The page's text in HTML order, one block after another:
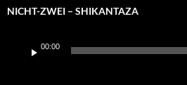
NICHT-ZWEI – SHIKANTAZA
Player
00:00